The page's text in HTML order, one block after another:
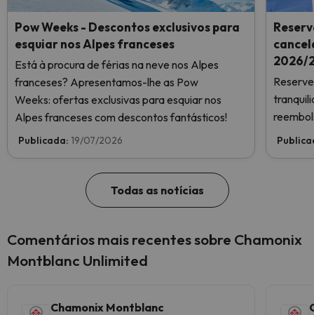
Pow Weeks - Descontos exclusivos para
esquiar nos Alpes franceses
Está à procura de férias na neve nos Alpes
franceses? Apresentamos-lhe as Pow
Weeks: ofertas exclusivas para esquiar nos
Alpes franceses com descontos fantásticos!
Publicada: 19/07/2026
2026/
Todas as notícias
Comentários mais recentes sobre Chamonix
Montblanc Unlimited
Chamonix Montblanc